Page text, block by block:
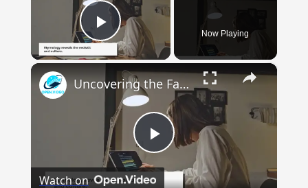
Play Video Now Playing
×
Play
Uncovering the Fascinating Origins of Words: A Journey Through Time with Dictionaries
Watch on